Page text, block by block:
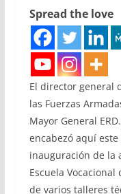
Spread the love
El director general
las Fuerzas
Mayor General
encabezó aquí
inauguración de la
Escuela
de varios talleres